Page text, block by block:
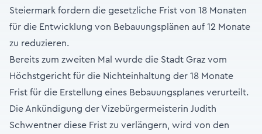
Steiermark fordern die gesetzliche Frist von 18 Monaten
für die Entwicklung von Bebauungsplänen auf 12 Monate
zu reduzieren.
Bereits zum zweiten Mal wurde die Stadt Graz vom
Höchstgericht für die Nichteinhaltung der 18 Monate
Frist für die Erstellung eines Bebauungsplanes verurteilt.
Die Ankündigung der Vizebürgermeisterin Judith
Schwentner diese Frist zu verlängern, wird von den